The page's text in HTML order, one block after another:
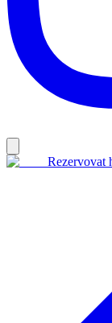
Rezervovat